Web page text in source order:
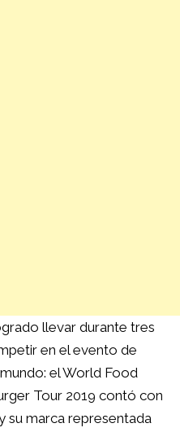
llevar durante tres
en el evento de
el World Food
Tour 2019 contó con
su marca representada